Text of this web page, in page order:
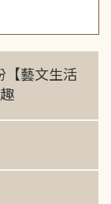
【藝文生活